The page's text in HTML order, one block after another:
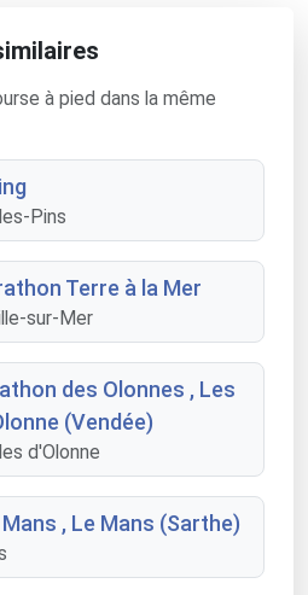
à pied dans la même
Pins
Terre à la Mer
sur-Mer
des Olonnes , Les
(Vendée)
d'Olonne
, Le Mans (Sarthe)